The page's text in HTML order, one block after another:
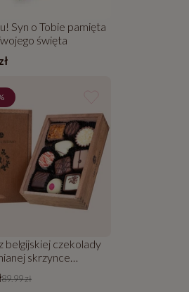
Syn o Tobie pamięta
święta
belgijskiej czekolady
skrzynce
z kwiatkami
89.99 zł